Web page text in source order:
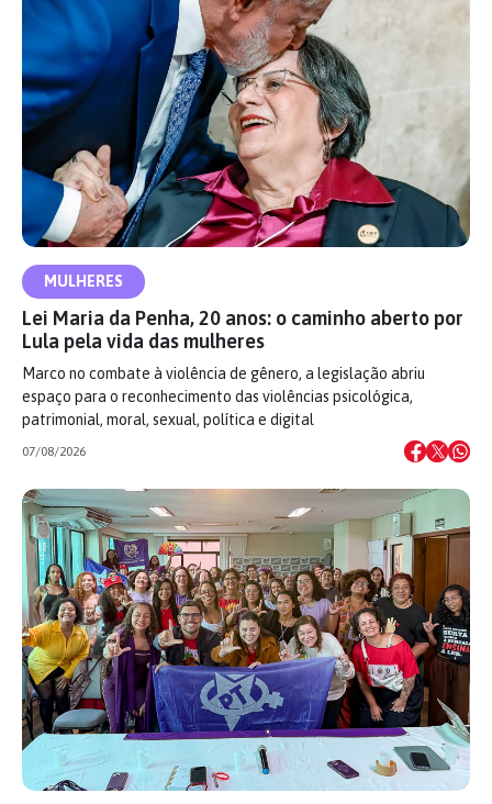
MULHERES
Lei Maria da Penha, 20 anos: o caminho aberto por
Lula pela vida das mulheres
Marco no combate à violência de gênero, a legislação abriu
espaço para o reconhecimento das violências psicológica,
patrimonial, moral, sexual, política e digital
07/08/2026